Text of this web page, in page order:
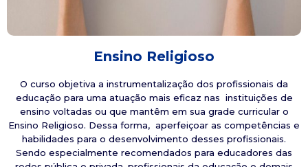
Ensino Religioso
O curso objetiva a instrumentalização dos profissionais da
educação para uma atuação mais eficaz nas instituições de
ensino voltadas ou que mantêm em sua grade curricular o
Ensino Religioso. Dessa forma, aperfeiçoar as competências e
habilidades para o desenvolvimento desses profissionais.
Sendo especialmente recomendados para educadores das